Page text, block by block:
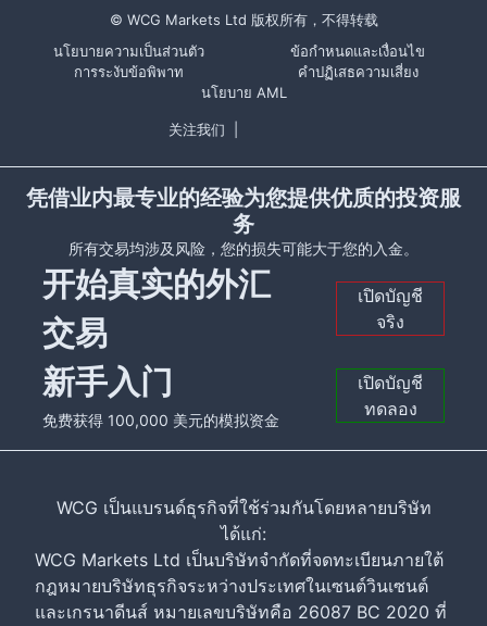
© WCG Markets Ltd 版权所有，不得转载
นโยบายความเป็นส่วนตัว
ข้อกำหนดและเงื่อนไข
การระงับข้อพิพาท
คำปฏิเสธความเสี่ยง
นโยบาย AML
关注我们
凭借业内最专业的经验为您提供优质的投资服
务
所有交易均涉及风险，您的损失可能大于您的入金。
开始真实的外汇
交易
เปิดบัญชี
จริง
新手入门
免费获得 100,000 美元的模拟资金
เปิดบัญชี
ทดลอง
WCG เป็นแบรนด์ธุรกิจที่ใช้ร่วมกันโดยหลายบริษัท
ได้แก่:
WCG Markets Ltd เป็นบริษัทจำกัดที่จดทะเบียนภายใต้
กฎหมายบริษัทธุรกิจระหว่างประเทศในเซนต์วินเซนต์
และเกรนาดีนส์ หมายเลขบริษัทคือ 26087 BC 2020 ที่